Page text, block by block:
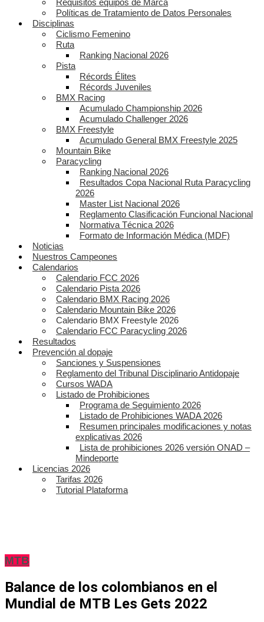
Requisitos equipos de Marca
Políticas de Tratamiento de Datos Personales
Disciplinas
Ciclismo Femenino
Ruta
Ranking Nacional 2026
Pista
Récords Élites
Récords Juveniles
BMX Racing
Acumulado Championship 2026
Acumulado Challenger 2026
BMX Freestyle
Acumulado General BMX Freestyle 2025
Mountain Bike
Paracycling
Ranking Nacional 2026
Resultados Copa Nacional Ruta Paracycling
2026
Master List Nacional 2026
Reglamento Clasificación Funcional Nacional
Normativa Técnica 2026
Formato de Información Médica (MDF)
Noticias
Nuestros Campeones
Calendarios
Calendario FCC 2026
Calendario Pista 2026
Calendario BMX Racing 2026
Calendario Mountain Bike 2026
Calendario BMX Freestyle 2026
Calendario FCC Paracycling 2026
Resultados
Prevención al dopaje
Sanciones y Suspensiones
Reglamento del Tribunal Disciplinario Antidopaje
Cursos WADA
Listado de Prohibiciones
Programa de Seguimiento 2026
Listado de Prohibiciones WADA 2026
Resumen principales modificaciones y notas
explicativas 2026
Lista de prohibiciones 2026 versión ONAD –
Mindeporte
Licencias 2026
Tarifas 2026
Tutorial Plataforma
MTB
Balance de los colombianos en el
Mundial de MTB Les Gets 2022